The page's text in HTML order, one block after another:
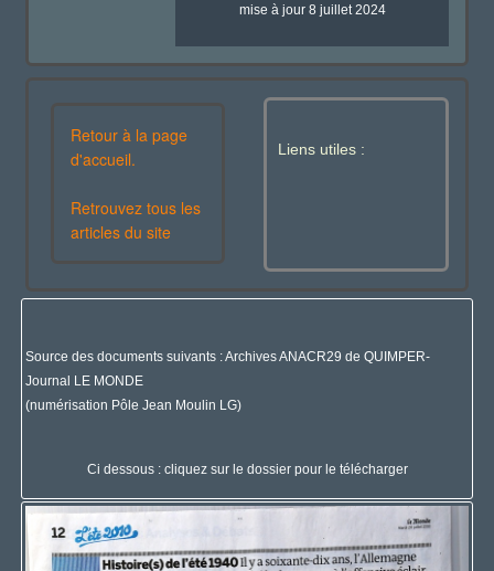
mise à jour 8 juillet 2024
Retour à la page
d'accueil.
Retrouvez tous les
articles du site
Liens utiles :
Source des documents suivants : Archives ANACR29 de QUIMPER-
Journal LE MONDE
(numérisation Pôle Jean Moulin LG)
Ci dessous : cliquez sur le dossier pour le télécharger